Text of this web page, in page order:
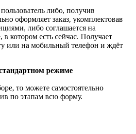
либо, получив
оформляет заказ, укомплектовав
либо соглашается на
котором есть сейчас. Получает
или на мобильный телефон и ждёт
режиме
то можете самостоятельно
по этапам всю форму.